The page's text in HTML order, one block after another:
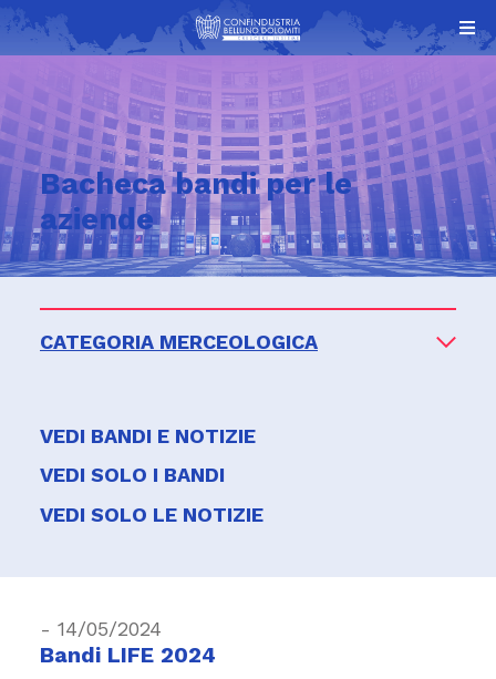
Bacheca bandi per le
aziende
CATEGORIA MERCEOLOGICA
VEDI BANDI E NOTIZIE
VEDI SOLO I BANDI
VEDI SOLO LE NOTIZIE
- 14/05/2024
Bandi LIFE 2024